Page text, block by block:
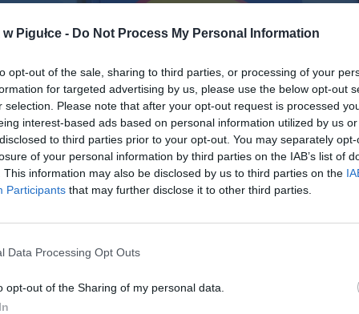
Pigułce - Do Not Process My Personal Information
opt-out of the sale, sharing to third parties, or processing of your
for targeted advertising by us, please use the below opt-out
selection. Please note that after your opt-out request is processed
interest-based ads based on personal information utilized by us
to third parties prior to your opt-out. You may separately
of your personal information by third parties on the IAB’s list of
This information may also be disclosed by us to third parties on the
Participants that may further disclose it to other third parties.
Data Processing Opt Outs
opt-out of the Sharing of my personal data.
Fot. Warszawa w Pigułce
Lidl Polska zarobki są znacznie wyższe od średnich wynagrodzeń w
marca 2020 r. pracownicy sklepów będą zarabiać od 3 400 zł